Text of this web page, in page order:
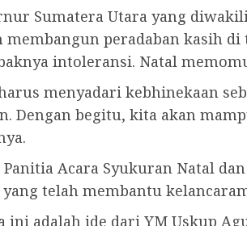
Sumatera Utara yang
membangun peradaban kasih
intoleransi. Natal
menyadari kebhinekaan
Dengan begitu, kita akan
Panitia Acara Syukuran Natal
telah membantu
ini adalah ide dari YM Uskup